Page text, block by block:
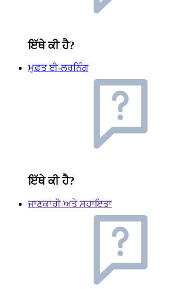
ਇੱਥੇ ਕੀ ਹੈ?
ਮੁਫ਼ਤ ਈ-ਲਰਨਿੰਗ
ਇੱਥੇ ਕੀ ਹੈ?
ਜਾਣਕਾਰੀ ਅਤੇ ਸਹਾਇਤਾ